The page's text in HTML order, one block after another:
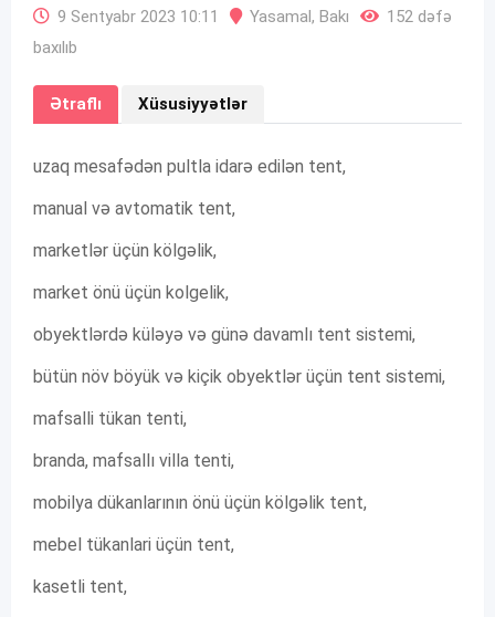
9 Sentyabr 2023 10:11 Yasamal, Bakı
152 dəfə
baxılıb
Ətraflı Xüsusiyyətlər
uzaq mesafədən pultla idarə edilən tent,
manual və avtomatik tent,
marketlər üçün kölgəlik,
market önü üçün kolgelik,
obyektlərdə küləyə və günə davamlı tent sistemi,
bütün növ böyük və kiçik obyektlər üçün tent sistemi,
mafsalli tükan tenti,
branda, mafsallı villa tenti,
mobilya dükanlarının önü üçün kölgəlik tent,
mebel tükanlari üçün tent,
kasetli tent,